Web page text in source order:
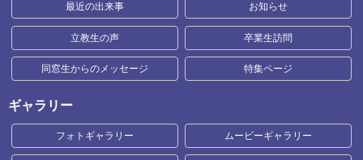
最近の出来事 お知らせ
立教生の声 卒業生訪問
同窓生からのメッセージ 特集ページ
ギャラリー
フォトギャラリー ムービーギャラリー